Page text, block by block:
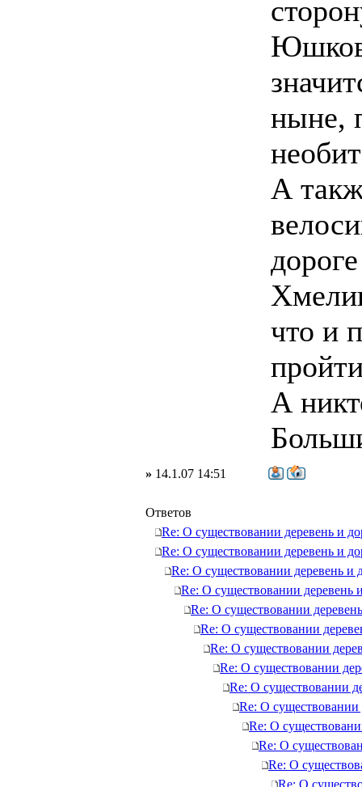
ныне,
А
что и
А
» 14.1.07 14:51
Ответов
Re: О существовании деревень и
Re: О существовании деревень и
Re: О существовании деревень и
Re: О существовании деревень
Re: О существовании
Re: О существовании
Re: О существовании
Re: О существовании
Re: О существовании
Re: О существовании
Re: О
Re: О
Re: О
Re: О